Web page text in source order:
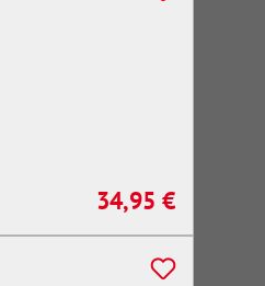
Regulärer Preis:
34,95 €